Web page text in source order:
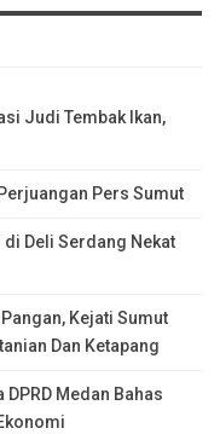
Judi Tembak Ikan,
Pers Sumut
di Deli Serdang Nekat
Kejati Sumut
Dan Ketapang
Medan Bahas